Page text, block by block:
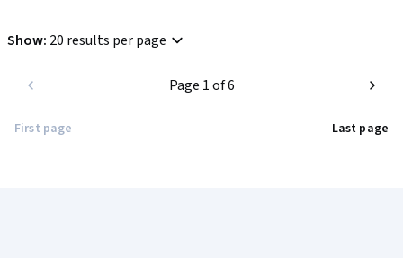
Show: 20 results per page
First page
Page 1 of 6
Last page